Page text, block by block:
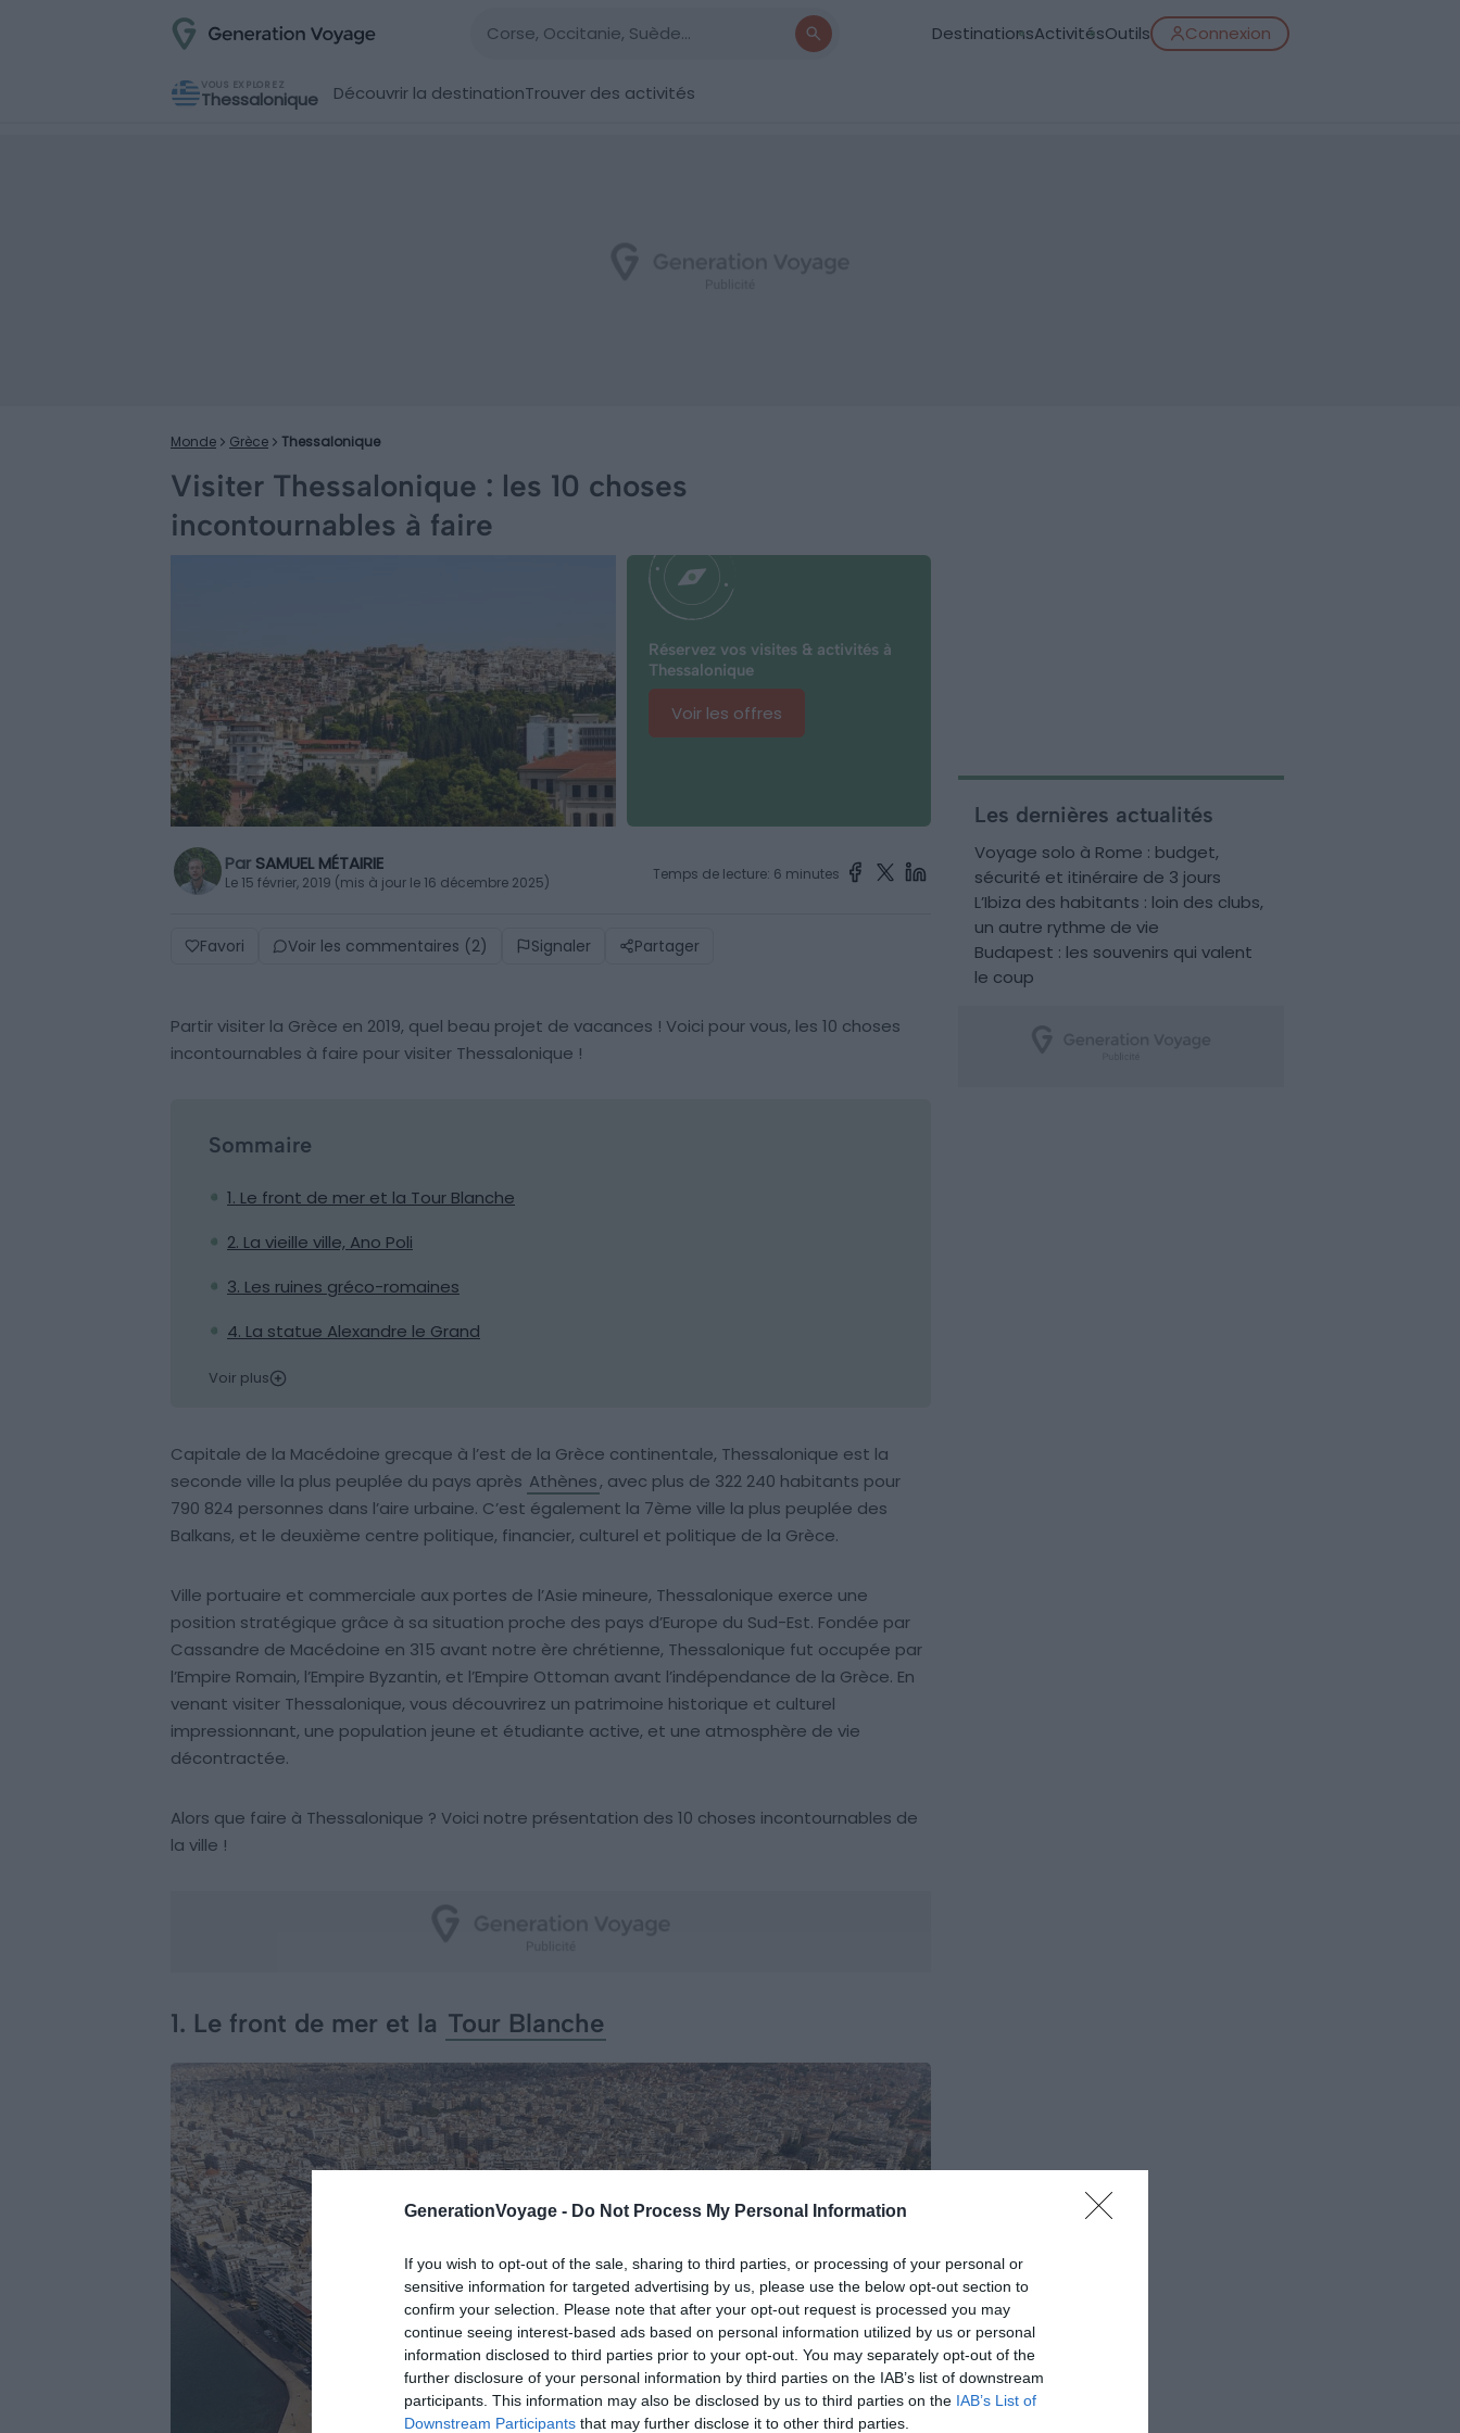
GenerationVoyage - Do Not Process My Personal Information
If you wish to opt-out of the sale, sharing to third parties, or processing of your personal or
sensitive information for targeted advertising by us, please use the below opt-out section to
confirm your selection. Please note that after your opt-out request is processed you may
continue seeing interest-based ads based on personal information utilized by us or personal
information disclosed to third parties prior to your opt-out. You may separately opt-out of the
further disclosure of your personal information by third parties on the IAB’s list of downstream
participants. This information may also be disclosed by us to third parties on the IAB’s List of
Downstream Participants that may further disclose it to other third parties.
DestinationsActivitésOutils Connexion
VOUS EXPLOREZ
Thessalonique Découvrir la destinationTrouver des activités
Monde Grèce Thessalonique
Visiter Thessalonique : les 10 choses
incontournables à faire
Réservez vos visites & activités à
Thessalonique
Voir les offres
Par SAMUEL MÉTAIRIE
Le 15 février, 2019 (mis à jour le 16 décembre 2025) Temps de lecture: 6 minutes
Favori Voir les commentaires (2) Signaler Partager
Partir visiter la Grèce en 2019, quel beau projet de vacances ! Voici pour vous, les 10 choses
incontournables à faire pour visiter Thessalonique !
Sommaire
1. Le front de mer et la Tour Blanche
2. La vieille ville, Ano Poli
3. Les ruines gréco-romaines
4. La statue Alexandre le Grand
Voir plus
Capitale de la Macédoine grecque à l’est de la Grèce continentale, Thessalonique est la
seconde ville la plus peuplée du pays après Athènes, avec plus de 322 240 habitants pour
790 824 personnes dans l’aire urbaine. C’est également la 7ème ville la plus peuplée des
Balkans, et le deuxième centre politique, financier, culturel et politique de la Grèce.
Ville portuaire et commerciale aux portes de l’Asie mineure, Thessalonique exerce une
position stratégique grâce à sa situation proche des pays d’Europe du Sud-Est. Fondée par
Cassandre de Macédoine en 315 avant notre ère chrétienne, Thessalonique fut occupée par
l’Empire Romain, l’Empire Byzantin, et l’Empire Ottoman avant l’indépendance de la Grèce. En
venant visiter Thessalonique, vous découvrirez un patrimoine historique et culturel
impressionnant, une population jeune et étudiante active, et une atmosphère de vie
décontractée.
Alors que faire à Thessalonique ? Voici notre présentation des 10 choses incontournables de
la ville !
1. Le front de mer et la Tour Blanche
Les dernières actualités
Voyage solo à Rome : budget,
sécurité et itinéraire de 3 jours
L’Ibiza des habitants : loin des clubs,
un autre rythme de vie
Budapest : les souvenirs qui valent
le coup